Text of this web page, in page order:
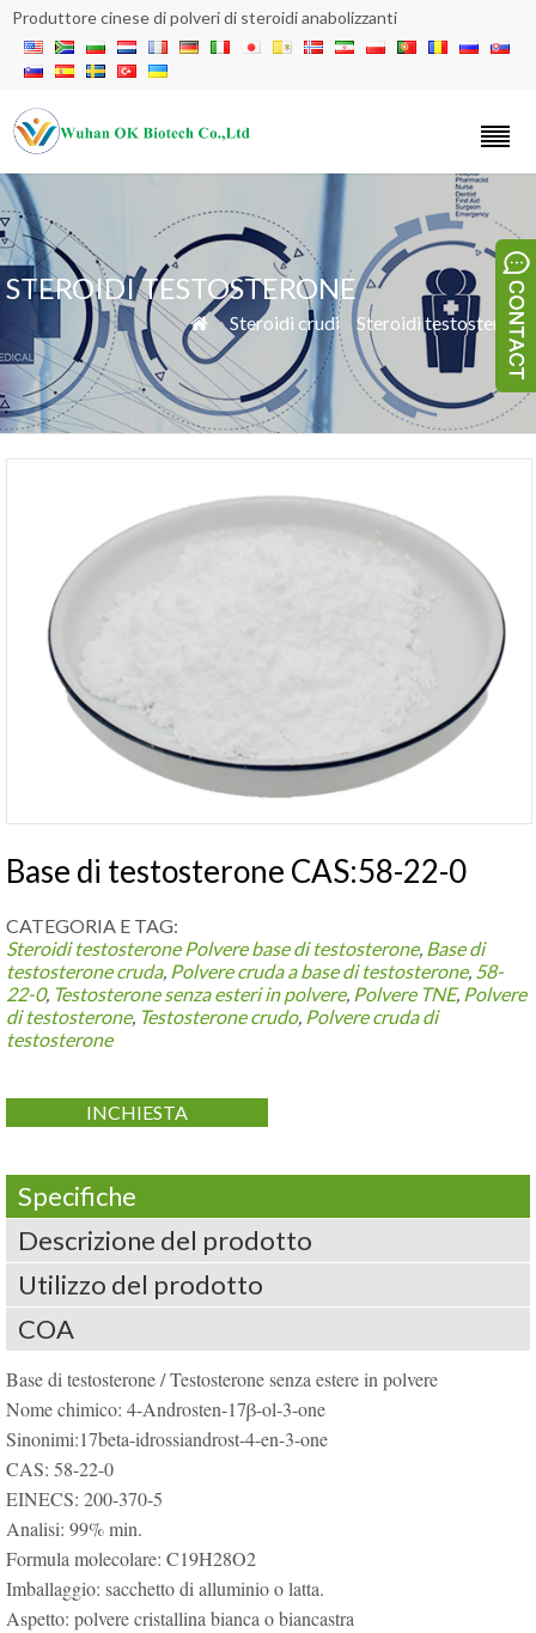
Produttore cinese di polveri di steroidi anabolizzanti
STEROIDI TESTOSTERONE
 »Steroidi crudi »Steroidi testosterone
Base di testosterone CAS:58-22-0
CATEGORIA E TAG:
Steroidi testosterone Polvere base di testosterone, Base di
testosterone cruda, Polvere cruda a base di testosterone, 58-
22-0, Testosterone senza esteri in polvere, Polvere TNE, Polvere
di testosterone, Testosterone crudo, Polvere cruda di
testosterone
INCHIESTA
Specifiche
Descrizione del prodotto
Utilizzo del prodotto
COA
Base di testosterone / Testosterone senza estere in polvere
Nome chimico: 4-Androsten-17β-ol-3-one
Sinonimi:17beta-idrossiandrost-4-en-3-one
CAS: 58-22-0
EINECS: 200-370-5
Analisi: 99% min.
Formula molecolare: C19H28O2
Imballaggio: sacchetto di alluminio o latta.
Aspetto: polvere cristallina bianca o biancastra